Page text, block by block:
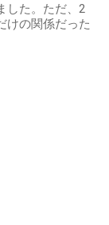
した。ただ、2
けの関係だった